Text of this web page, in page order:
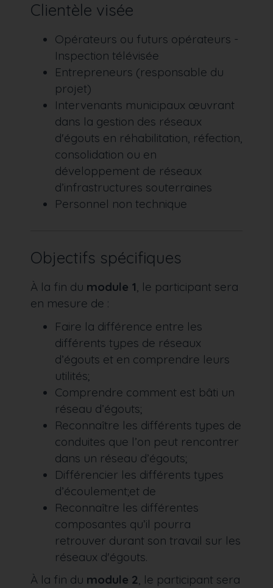
Clientèle visée
Opérateurs ou futurs opérateurs -
Inspection télévisée
Entrepreneurs (responsable du
projet)
Intervenants municipaux œuvrant
dans la gestion des réseaux
d'égouts en réhabilitation, réfection,
consolidation ou en
développement de réseaux
d’infrastructures souterraines
Personnel non technique
Objectifs spécifiques
À la fin du module 1, le participant sera
en mesure de :
Faire la différence entre les
différents types de réseaux
d’égouts et en comprendre leurs
utilités;
Comprendre comment est bâti un
réseau d’égouts;
Reconnaître les différents types de
conduites que l’on peut rencontrer
dans un réseau d’égouts;
Différencier les différents types
d’écoulement;et de
Reconnaître les différentes
composantes qu’il pourra
retrouver durant son travail sur les
réseaux d'égouts.
À la fin du module 2, le participant sera